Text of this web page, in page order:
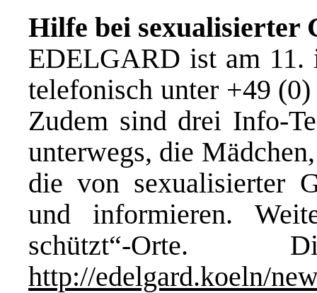
Hilfe bei sexualisierter
EDELGARD ist am 11.
telefonisch unter +49
Zudem sind drei Info-
unterwegs, die
die von sexualisierter
und informieren.
schützt“-
http://edelgard.koeln/